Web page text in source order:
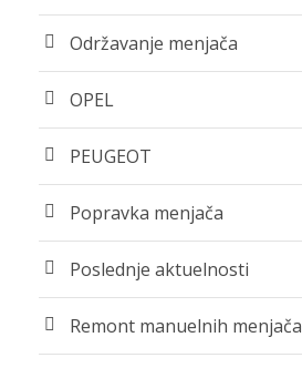
Održavanje menjača
OPEL
PEUGEOT
Popravka menjača
Poslednje aktuelnosti
Remont manuelnih menjača